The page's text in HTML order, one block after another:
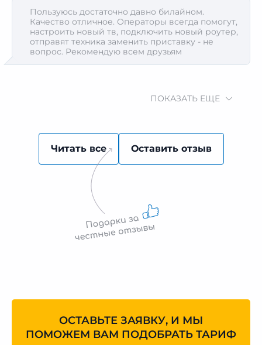
Пользуюсь достаточно давно билайном.
Качество отличное. Операторы всегда помогут,
настроить новый тв, подключить новый роутер,
отправят техника заменить приставку - не
вопрос. Рекомендую всем друзьям
ПОКАЗАТЬ ЕЩЕ
Читать все Оставить отзыв
ОСТАВЬТЕ ЗАЯВКУ, И МЫ
ПОМОЖЕМ ВАМ ПОДОБРАТЬ ТАРИФ